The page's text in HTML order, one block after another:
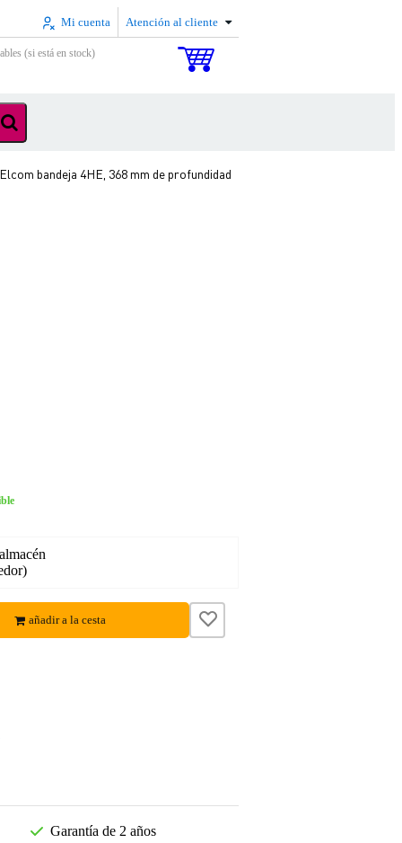
Mi cuenta Atención al cliente
(si está en stock)
bandeja 4HE, 368 mm de profundidad
añadir a la cesta
Garantía de 2 años